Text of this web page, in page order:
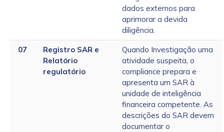
dados externos para
aprimorar a devida
diligência.
07
Registro SAR e
Relatório
regulatório
Quando Investigação uma
atividade suspeita, o
compliance prepara e
apresenta um SAR à
unidade de inteligência
financeira competente. As
descrições do SAR devem
documentar o